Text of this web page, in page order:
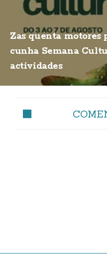
Zas quenta motores
cunha Semana
actividades